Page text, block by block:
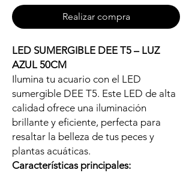
Realizar compra
LED SUMERGIBLE DEE T5 – LUZ
AZUL 50CM
Ilumina tu acuario con el LED
sumergible DEE T5. Este LED de alta
calidad ofrece una iluminación
brillante y eficiente, perfecta para
resaltar la belleza de tus peces y
plantas acuáticas.
Características principales: